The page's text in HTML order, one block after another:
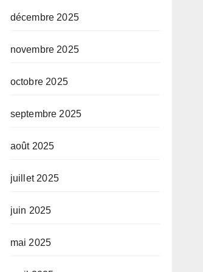
décembre 2025
novembre 2025
octobre 2025
septembre 2025
août 2025
juillet 2025
juin 2025
mai 2025